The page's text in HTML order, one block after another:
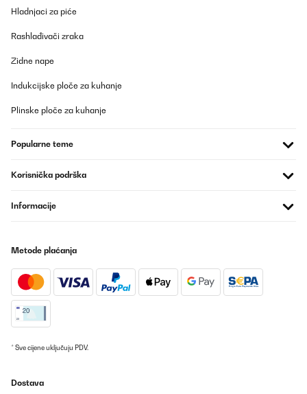
Hladnjaci za piće
Rashlađivači zraka
Zidne nape
Indukcijske ploče za kuhanje
Plinske ploče za kuhanje
Popularne teme
Korisnička podrška
Informacije
Metode plaćanja
* Sve cijene uključuju PDV.
Dostava